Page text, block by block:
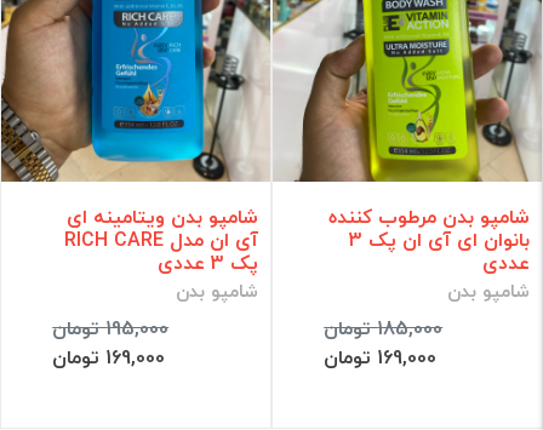
شامپو بدن مرطوب کننده
بانوان ای آی ان پک 3
عددی
شامپو بدن
185,000 تومان
169,000 تومان
شامپو بدن ویتامینه ای
آی ان مدل RICH CARE
پک 3 عددی
شامپو بدن
195,000 تومان
169,000 تومان